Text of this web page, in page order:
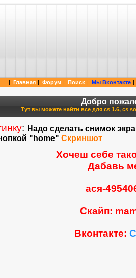
cs 1.6 cs source и нашему любимому
| Главная | Форум | Поиск | Мы Вконтакте |
Добро
Тут вы можете найти все для cs 1.6, cs
: Надо сделать снимок
"home" Скриншот
Хочеш себе
Дабавь
ася-
Скайп:
Вконтакте: